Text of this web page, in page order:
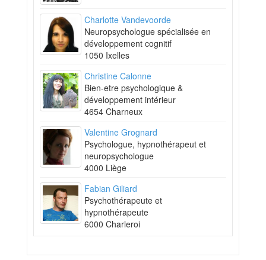
Charlotte Vandevoorde
Neuropsychologue spécialisée en
développement cognitif
1050 Ixelles
Christine Calonne
Bien-etre psychologique &
développement intérieur
4654 Charneux
Valentine Grognard
Psychologue, hypnothérapeut et
neuropsychologue
4000 Liège
Fabian Giliard
Psychothérapeute et
hypnothérapeute
6000 Charleroi